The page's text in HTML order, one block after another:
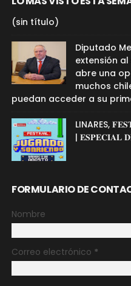
(sin título)
Diputado
extensión
abre una
muchos
puedan acceder a su
LINARES,
| 𝐄𝐒𝐏𝐄𝐂𝐈𝐀𝐋
FORMULARIO DE
Nombre
Correo electrónico *